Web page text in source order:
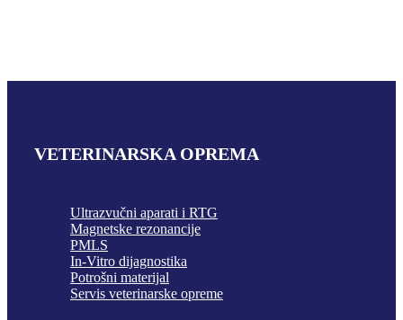
VETERINARSKA OPREMA
Ultrazvučni aparati i RTG
Magnetske rezonancije
PMLS
In-Vitro dijagnostika
Potrošni materijal
Servis veterinarske opreme